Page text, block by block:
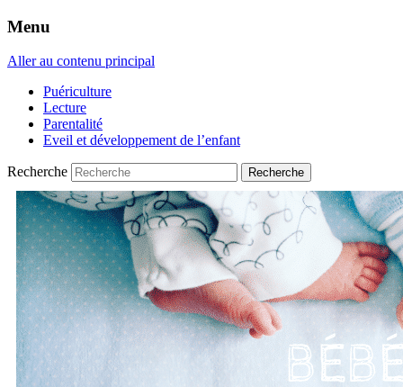
Menu
Aller au contenu principal
Puériculture
Lecture
Parentalité
Eveil et développement de l’enfant
Recherche